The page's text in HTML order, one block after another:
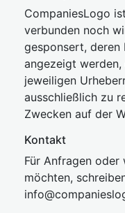
CompaniesLogo
verbunden noch
gesponsert, deren
angezeigt
jeweiligen
ausschließlich zu
Zwecken auf der
Kontakt
Für Anfragen oder
möchten,
info@companies